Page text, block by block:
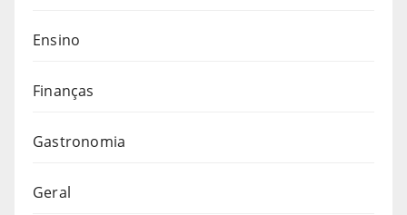
Ensino
Finanças
Gastronomia
Geral